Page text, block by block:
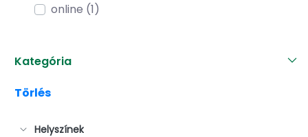
online (1)
Kategória
Törlés
Helyszínek